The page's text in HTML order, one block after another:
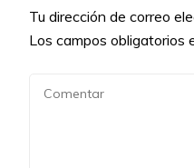
Tu dirección de correo
Los campos obligatorios